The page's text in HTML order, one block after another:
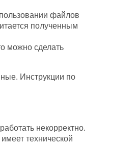
файлов
полученным
можно сделать
Инструкции по
некорректно.
технической